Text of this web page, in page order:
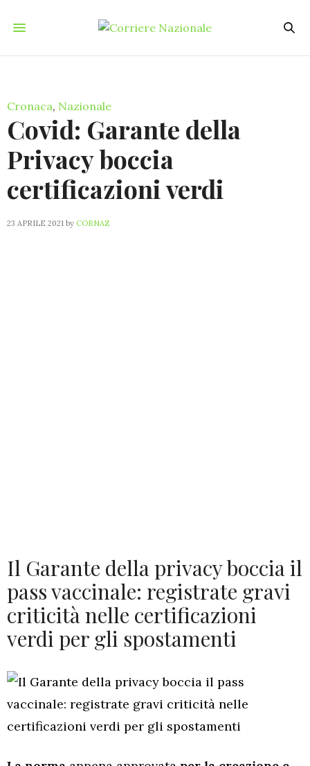
Cronaca, Nazionale
Covid: Garante della
Privacy boccia
certificazioni verdi
23 APRILE 2021 by CORNAZ
Il Garante della privacy boccia il
pass vaccinale: registrate gravi
criticità nelle certificazioni
verdi per gli spostamenti